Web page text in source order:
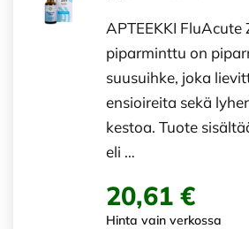
APTEEKKI FluAcute
piparminttu on
suusuihke, joka
ensioireita sekä
kestoa. Tuote
eli …
20,61 €
Hinta vain verkossa